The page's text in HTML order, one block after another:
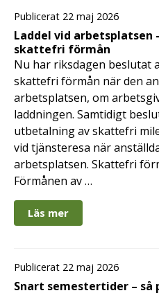
Publicerat 22 maj 2026
Laddel vid arbetsplatsen
skattefri förmån
Nu har riksdagen beslutat
skattefri förmån när den
arbetsplatsen, om
laddningen. Samtidigt
utbetalning av skattefri
vid tjänsteresa när
arbetsplatsen. Skattefri
Förmånen av …
Läs mer
Publicerat 22 maj 2026
Snart semestertider –